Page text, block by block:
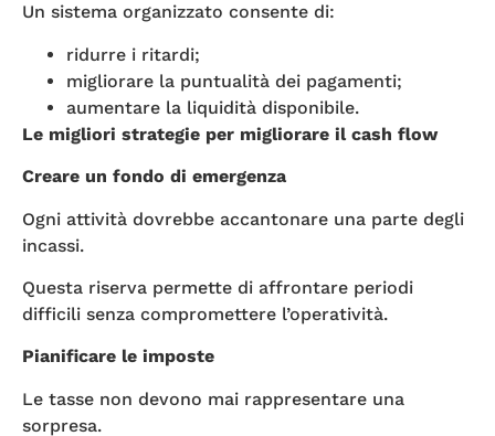
Un sistema organizzato consente di:
ridurre i ritardi;
migliorare la puntualità dei pagamenti;
aumentare la liquidità disponibile.
Le migliori strategie per migliorare il cash flow
Creare un fondo di emergenza
Ogni attività dovrebbe accantonare una parte degli
incassi.
Questa riserva permette di affrontare periodi
difficili senza compromettere l’operatività.
Pianificare le imposte
Le tasse non devono mai rappresentare una
sorpresa.